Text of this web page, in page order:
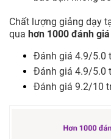
Chất lượng giảng dạy
qua hơn 1000 đánh
Đánh giá 4.9/5.0
Đánh giá 4.9/5.0
Đánh giá 9.2/10